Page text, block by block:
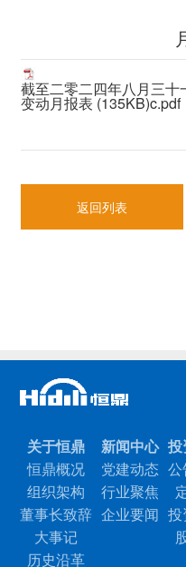
截至二零二四年八月三
变动月报表 (135KB)c.pdf
返回列表
关于恒鼎
恒鼎概况
组织架构
董事长致辞
大事记
历史沿革
新闻中心
党建动态
行业聚焦
企业要闻
投
公
投